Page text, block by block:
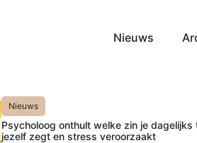
Nieuws
Nieuws
Psycholoog onthult welke zin je dagelijks
jezelf zegt en stress veroorzaakt